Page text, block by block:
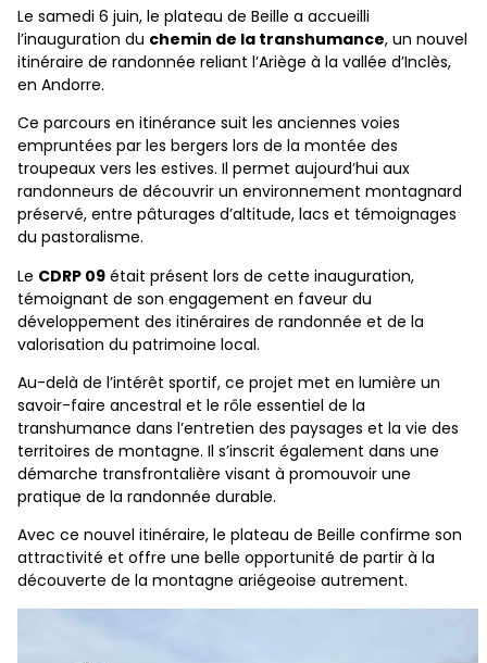
Le samedi 6 juin, le plateau de Beille a accueilli
l’inauguration du chemin de la transhumance, un nouvel
itinéraire de randonnée reliant l’Ariège à la vallée d’Inclès,
en Andorre.
Ce parcours en itinérance suit les anciennes voies
empruntées par les bergers lors de la montée des
troupeaux vers les estives. Il permet aujourd’hui aux
randonneurs de découvrir un environnement montagnard
préservé, entre pâturages d’altitude, lacs et témoignages
du pastoralisme.
Le CDRP 09 était présent lors de cette inauguration,
témoignant de son engagement en faveur du
développement des itinéraires de randonnée et de la
valorisation du patrimoine local.
Au-delà de l’intérêt sportif, ce projet met en lumière un
savoir-faire ancestral et le rôle essentiel de la
transhumance dans l’entretien des paysages et la vie des
territoires de montagne. Il s’inscrit également dans une
démarche transfrontalière visant à promouvoir une
pratique de la randonnée durable.
Avec ce nouvel itinéraire, le plateau de Beille confirme son
attractivité et offre une belle opportunité de partir à la
découverte de la montagne ariégeoise autrement.